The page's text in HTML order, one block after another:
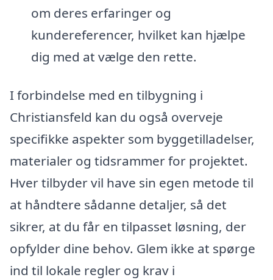
om deres erfaringer og
kundereferencer, hvilket kan hjælpe
dig med at vælge den rette.
I forbindelse med en tilbygning i
Christiansfeld kan du også overveje
specifikke aspekter som byggetilladelser,
materialer og tidsrammer for projektet.
Hver tilbyder vil have sin egen metode til
at håndtere sådanne detaljer, så det
sikrer, at du får en tilpasset løsning, der
opfylder dine behov. Glem ikke at spørge
ind til lokale regler og krav i